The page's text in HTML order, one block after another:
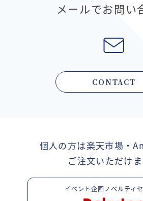
メールでお問い
CONTACT
個人の方は楽天市場・
ご注文いただけま
イベント企画ノベルティ